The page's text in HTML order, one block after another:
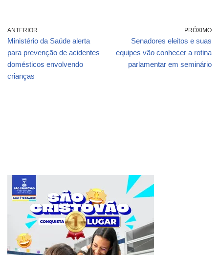
ANTERIOR
Ministério da Saúde alerta
para prevenção de acidentes
domésticos envolvendo
crianças
PRÓXIMO
Senadores eleitos e suas
equipes vão conhecer a rotina
parlamentar em seminário